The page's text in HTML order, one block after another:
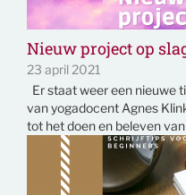
Nieuw project op
23 april 2021
Er staat weer een nieuwe
van yogadocent Agnes
tot het doen en beleven